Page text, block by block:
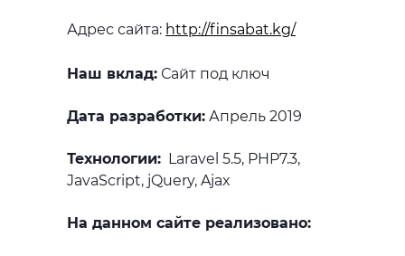
Адрес сайта: http://finsabat.kg/
Наш вклад: Сайт под ключ
Дата разработки: Апрель 2019
Технологии: Laravel 5.5, PHP7.3,
JavaScript, jQuery, Ajax
На данном сайте реализовано: